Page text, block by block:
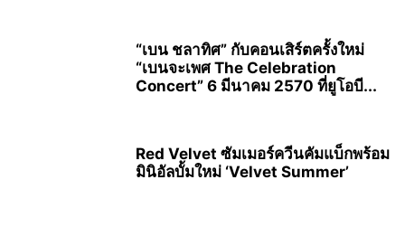
“เบน ชลาทิศ” กับคอนเสิร์ตครั้งใหม่
“เบนจะเพศ The Celebration
Concert” 6 มีนาคม 2570 ที่ยูโอบี...
Red Velvet ซัมเมอร์ควีนคัมแบ็กพร้อม
มินิอัลบั้มใหม่ ‘Velvet Summer’